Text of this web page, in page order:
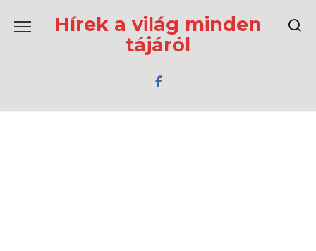
содержаниюHírek a világ minden
tájáról